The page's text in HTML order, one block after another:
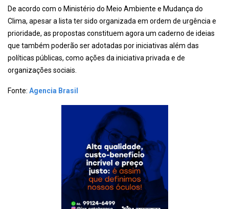
De acordo com o Ministério do Meio Ambiente e Mudança do
Clima, apesar a lista ter sido organizada em ordem de urgência e
prioridade, as propostas constituem agora um caderno de ideias
que também poderão ser adotadas por iniciativas além das
políticas públicas, como ações da iniciativa privada e de
organizações sociais.
Fonte: Agencia Brasil